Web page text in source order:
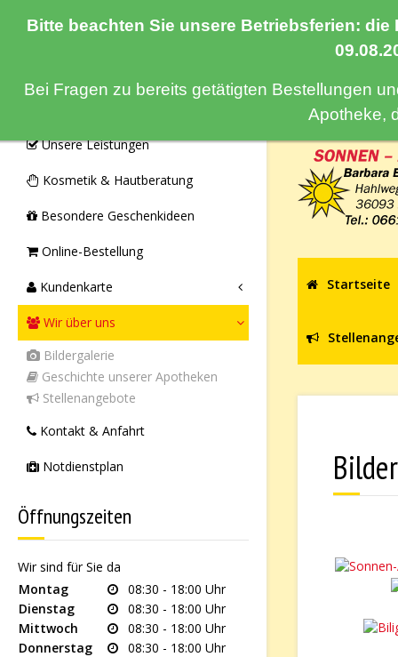
Bitte beachten Sie unsere Betriebsferien:
Bei Fragen zu bereits getätigten Bestellungen
Apotheke,
Unsere Leistungen
Kosmetik & Hautberatung
Besondere Geschenkideen
Online-Bestellung
Kundenkarte
Wir über uns
Bildergalerie
Geschichte unserer Apotheken
Stellenangebote
Kontakt & Anfahrt
Notdienstplan
Öffnungszeiten
Wir sind für Sie da
Montag
08:30 - 18:00 Uhr
Dienstag
08:30 - 18:00 Uhr
Mittwoch
08:30 - 18:00 Uhr
Donnerstag
08:30 - 18:00 Uhr
Startseite